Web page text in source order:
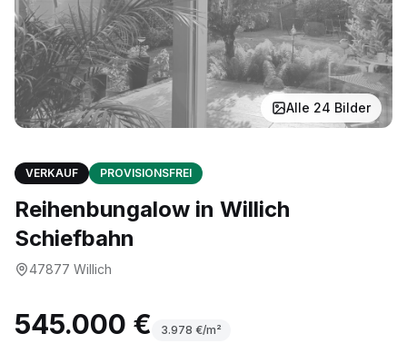
Alle 24 Bilder
VERKAUF PROVISIONSFREI
Reihenbungalow in Willich
Schiefbahn
47877 Willich
545.000 € 3.978 €/m²